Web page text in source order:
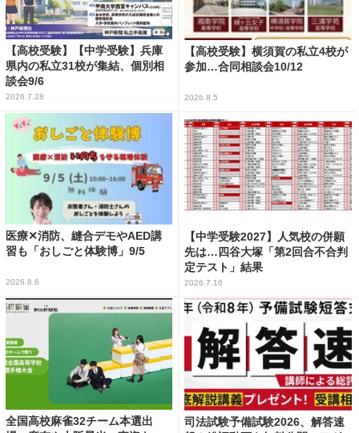
【高校受験】【中学受験】兵庫
県内の私立31校が集結、個別相
談会9/6
2026.7.28
【高校受験】横須賀の私立4校が
参加…合同相談会10/12
2026.8.5
医療✕消防、縫合デモやAED講
習も「おしごと体験博」9/5
2026.8.6
【中学受験2027】人気校の併願
先は…四谷大塚「第2回合不合判
定テスト」結果
2026.7.16
全国高校麻雀32チーム本選出
司法試験予備試験2026、解答速